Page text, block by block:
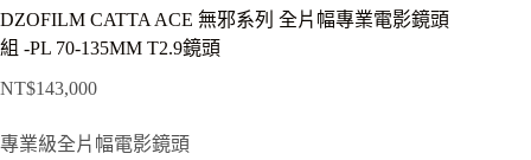
DZOFILM CATTA ACE 無邪系列 全片幅專業電影鏡頭
組 -PL 70-135MM T2.9鏡頭
NT$143,000
專業級全片幅電影鏡頭